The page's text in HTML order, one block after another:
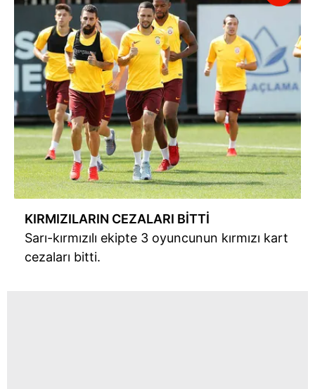
KIRMIZILARIN CEZALARI BİTTİ
Sarı-kırmızılı ekipte 3 oyuncunun kırmızı kart
cezaları bitti.